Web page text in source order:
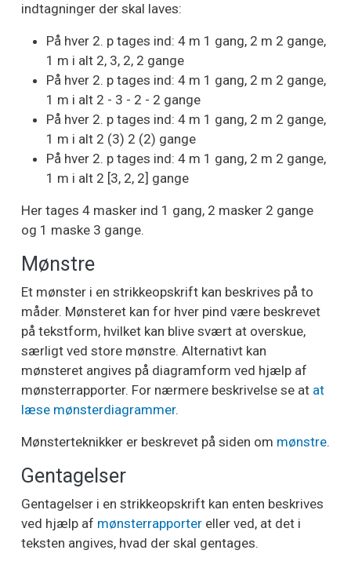
indtagninger der skal laves:
På hver 2. p tages ind: 4 m 1 gang, 2 m 2 gange,
1 m i alt 2, 3, 2, 2 gange
På hver 2. p tages ind: 4 m 1 gang, 2 m 2 gange,
1 m i alt 2 - 3 - 2 - 2 gange
På hver 2. p tages ind: 4 m 1 gang, 2 m 2 gange,
1 m i alt 2 (3) 2 (2) gange
På hver 2. p tages ind: 4 m 1 gang, 2 m 2 gange,
1 m i alt 2 [3, 2, 2] gange
Her tages 4 masker ind 1 gang, 2 masker 2 gange
og 1 maske 3 gange.
Mønstre
Et mønster i en strikkeopskrift kan beskrives på to
måder. Mønsteret kan for hver pind være beskrevet
på tekstform, hvilket kan blive svært at overskue,
særligt ved store mønstre. Alternativt kan
mønsteret angives på diagramform ved hjælp af
mønsterrapporter. For nærmere beskrivelse se at at
læse mønsterdiagrammer.
Mønsterteknikker er beskrevet på siden om mønstre.
Gentagelser
Gentagelser i en strikkeopskrift kan enten beskrives
ved hjælp af mønsterrapporter eller ved, at det i
teksten angives, hvad der skal gentages.